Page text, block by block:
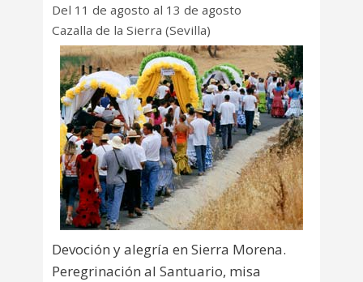
Del 11 de agosto al 13 de agosto
Cazalla de la Sierra (Sevilla)
Devoción y alegría en Sierra Morena.
Peregrinación al Santuario, misa